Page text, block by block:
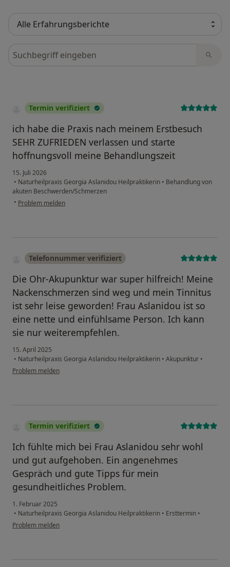
Bewertungen durchsuchen
Termin verifiziert
ich habe die Praxis nach meinem Erstbesuch
SEHR ZUFRIEDEN verlassen und starte
hoffnungsvoll meine Behandlungszeit
15. Juli 2026
• Naturheilpraxis Georgia Aslanidou Heilpraktikerin • Behandlung von
akuten Beschwerden/Schmerzen
• Problem melden
Telefonnummer verifiziert
Die Ohr-Akupunktur war super hilfreich! Meine
Nackenschmerzen sind weg und mein Tinnitus
ist sehr leise geworden! Frau Aslanidou ist so
eine nette und einfühlsame Person. Ich kann
sie nur weiterempfehlen.
15. April 2025
• Naturheilpraxis Georgia Aslanidou Heilpraktikerin • Akupunktur •
Problem melden
Termin verifiziert
Ich fühlte mich bei Frau Aslanidou sehr wohl
und gut aufgehoben. Ein angenehmes
Gespräch und gute Tipps für mein
gesundheitliches Problem.
1. Februar 2025
• Naturheilpraxis Georgia Aslanidou Heilpraktikerin • Ersttermin •
Problem melden